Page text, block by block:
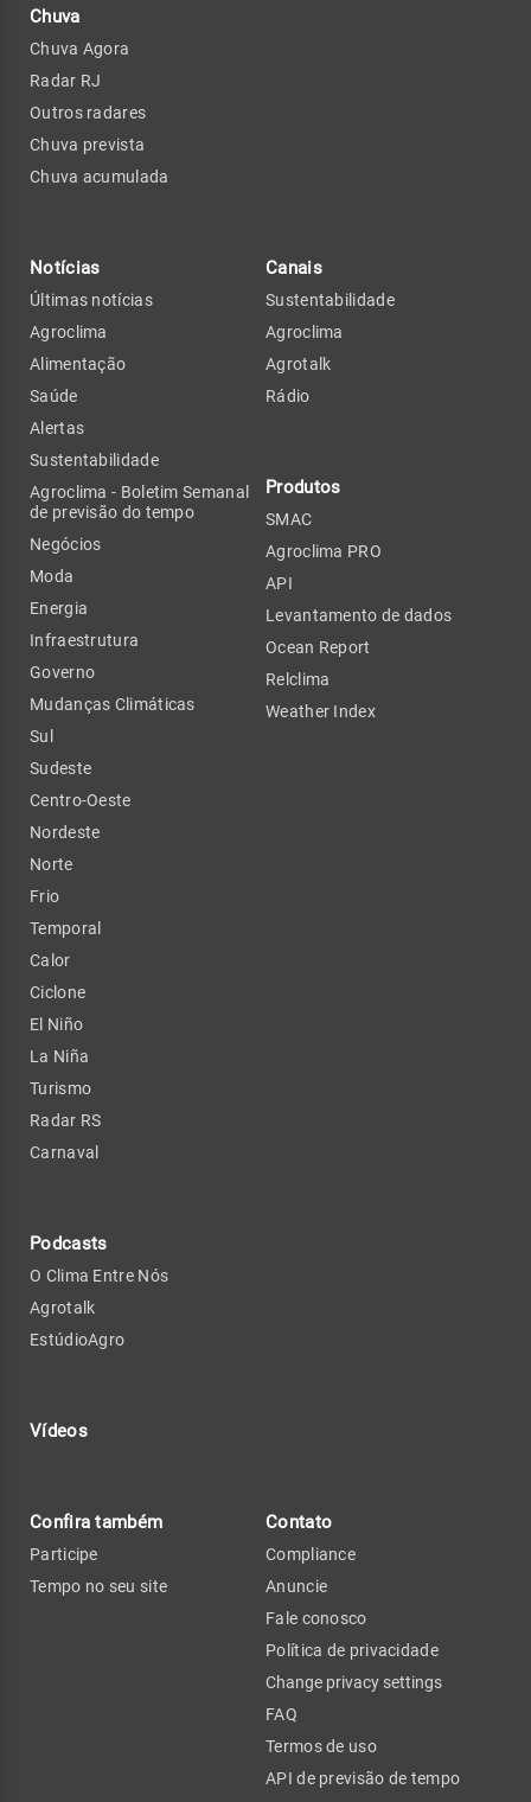
Chuva
Chuva Agora
Radar RJ
Outros radares
Chuva prevista
Chuva acumulada
Notícias
Últimas notícias
Agroclima
Alimentação
Saúde
Alertas
Sustentabilidade
Agroclima - Boletim Semanal
de previsão do tempo
Negócios
Moda
Energia
Infraestrutura
Governo
Mudanças Climáticas
Sul
Sudeste
Centro-Oeste
Nordeste
Norte
Frio
Temporal
Calor
Ciclone
El Niño
La Niña
Turismo
Radar RS
Carnaval
Podcasts
O Clima Entre Nós
Agrotalk
EstúdioAgro
Vídeos
Canais
Sustentabilidade
Agroclima
Agrotalk
Rádio
Produtos
SMAC
Agroclima PRO
API
Levantamento de dados
Ocean Report
Relclima
Weather Index
Confira também
Participe
Tempo no seu site
Contato
Compliance
Anuncie
Fale conosco
Política de privacidade
Change privacy settings
FAQ
Termos de uso
API de previsão de tempo